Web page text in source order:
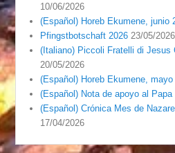
10/06/2026
(Español) Horeb Ekumene, junio
Pfingstbotschaft 2026 23/05/2026
(Italiano) Piccoli Fratelli di Jesus
20/05/2026
(Español) Horeb Ekumene, mayo
(Español) Nota de apoyo al Papa
(Español) Crónica Mes de
17/04/2026